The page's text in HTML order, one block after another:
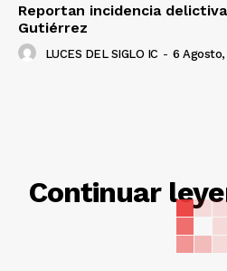
Reportan incidencia
Gutiérrez
LUCES DEL SIGLO IC - 6
Continuar